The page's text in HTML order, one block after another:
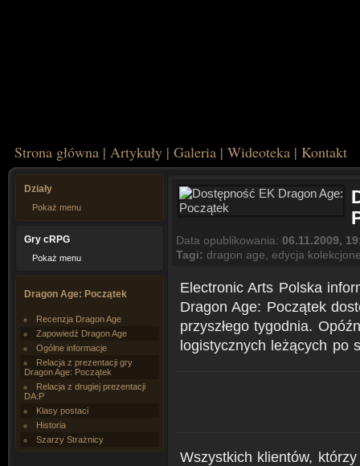
Strona główna | Artykuły | Galeria | Wideoteka | Kontakt
Działy
Pokaż menu
Gry cRPG
Pokaż menu
Dragon Age: Początek
Recenzja Dragon Age
Zapowiedź Dragon Age
Ogólne informacje
Relacja z prezentacji gry
Dragon Age: Początek
Relacja z drugiej prezentacji
DA:P
Klasy postaci
Historia
Szarzy Strażnicy
Data opublikowania: 06.11.2009,
Tagi: dragon age edycja
Electronic Arts Polska
Dragon Age: Początek
przyszłego tygodnia.
logistycznych leżących po
Wszystkich klientów,